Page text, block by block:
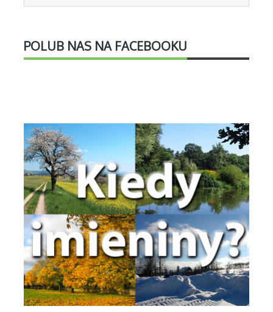
POLUB NAS NA FACEBOOKU